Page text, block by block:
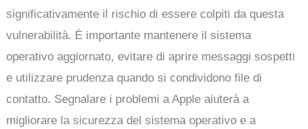
significativamente il rischio di essere colpiti da questa
vulnerabilità. È importante mantenere il sistema
operativo aggiornato, evitare di aprire messaggi sospetti
e utilizzare prudenza quando si condividono file di
contatto. Segnalare i problemi a Apple aiuterà a
migliorare la sicurezza del sistema operativo e a